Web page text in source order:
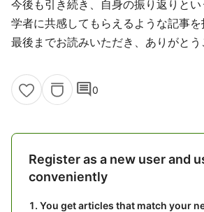
今後も引き続き、自身の振り返りと
学者に共感してもらえるような記事を
最後までお読みいただき、ありがとう
comment0
Register as a new user and
conveniently
You get articles that match your